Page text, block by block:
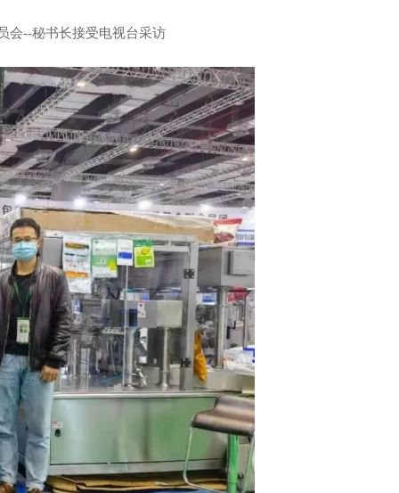
会--秘书长接受电视台采访